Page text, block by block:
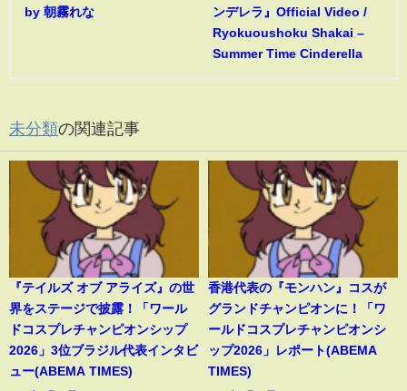
by 朝霧れな
ンデレラ』Official Video /
Ryokuoushoku Shakai –
Summer Time Cinderella
未分類の関連記事
『テイルズ オブ アライズ』の世
界をステージで披露！「ワール
ドコスプレチャンピオンシップ
2026」3位ブラジル代表インタビ
ュー(ABEMA TIMES)
香港代表の『モンハン』コスが
グランドチャンピオンに！「ワ
ールドコスプレチャンピオンシ
ップ2026」レポート(ABEMA
TIMES)